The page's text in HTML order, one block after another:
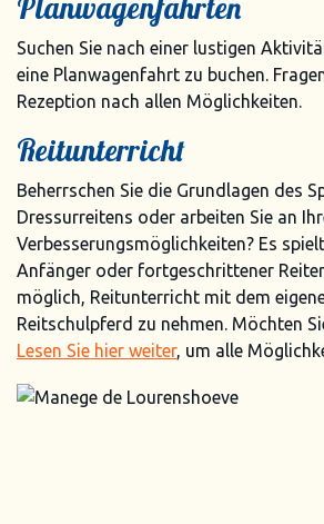
Planwagenfahrten
Suchen Sie nach einer lustigen
eine Planwagenfahrt zu buchen.
Rezeption nach allen Möglichkeiten.
Reitunterricht
Beherrschen Sie die Grundlagen des
Dressurreitens oder arbeiten Sie an
Verbesserungsmöglichkeiten? Es
Anfänger oder fortgeschrittener
möglich, Reitunterricht mit dem
Reitschulpferd zu nehmen. Möchten
Lesen Sie hier weiter, um alle